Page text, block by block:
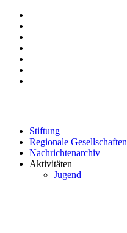
Stiftung
Regionale Gesellschaften
Nachrichtenarchiv
Aktivitäten
Jugend